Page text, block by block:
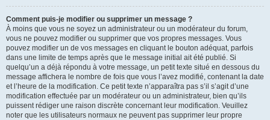
Comment puis-je modifier ou supprimer un message ?
À moins que vous ne soyez un administrateur ou un modérateur du forum,
vous ne pouvez modifier ou supprimer que vos propres messages. Vous
pouvez modifier un de vos messages en cliquant le bouton adéquat, parfois
dans une limite de temps après que le message initial ait été publié. Si
quelqu’un a déjà répondu à votre message, un petit texte situé en dessous du
message affichera le nombre de fois que vous l’avez modifié, contenant la date
et l’heure de la modification. Ce petit texte n’apparaîtra pas s’il s’agit d’une
modification effectuée par un modérateur ou un administrateur, bien qu’ils
puissent rédiger une raison discrète concernant leur modification. Veuillez
noter que les utilisateurs normaux ne peuvent pas supprimer leur propre